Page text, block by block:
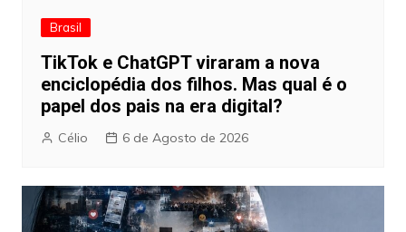
Brasil
TikTok e ChatGPT viraram a nova
enciclopédia dos filhos. Mas qual é o
papel dos pais na era digital?
Célio 6 de Agosto de 2026